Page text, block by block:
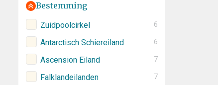
Bestemming
Zuidpoolcirkel 6
Antarctisch Schiereiland 6
Ascension Eiland 7
Falklandeilanden 7